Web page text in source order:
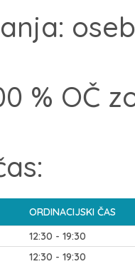
% OČ
ORDINACIJSKI ČAS
12:30 - 19:30
12:30 - 19:30